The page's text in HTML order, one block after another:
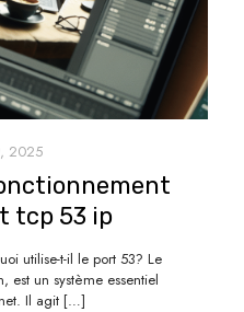
2025
tcp 53 ip
utilise-t-il le port 53? Le
est un système essentiel
Il agit […]